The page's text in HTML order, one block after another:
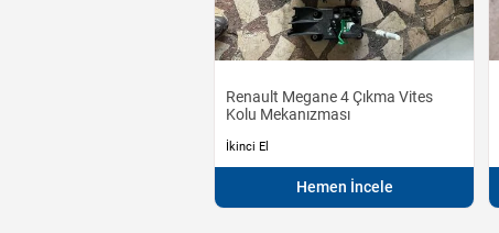
Renault Megane 4 Çıkma Vites
Kolu Mekanızması
İkinci El
Hemen İncele